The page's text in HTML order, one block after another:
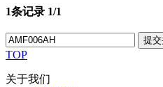
1条记录 1/1
提
TOP
关于我们